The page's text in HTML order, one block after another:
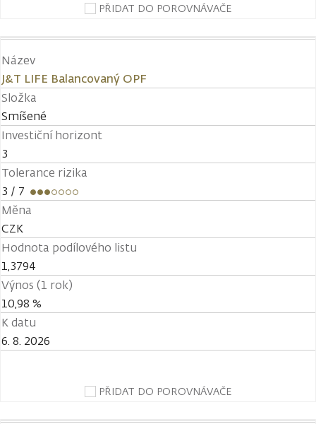
PŘIDAT DO POROVNÁVAČE
Název
J&T LIFE Balancovaný OPF
Složka
Smíšené
Investiční horizont
3
Tolerance rizika
3 / 7
Měna
CZK
Hodnota podílového listu
1,3794
Výnos (1 rok)
10,98 %
K datu
6. 8. 2026
PŘIDAT DO POROVNÁVAČE